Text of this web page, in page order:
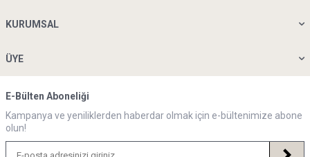
KURUMSAL
ÜYE
E-Bülten Aboneliği
Kampanya ve yeniliklerden haberdar olmak için e-bültenimize abone
olun!